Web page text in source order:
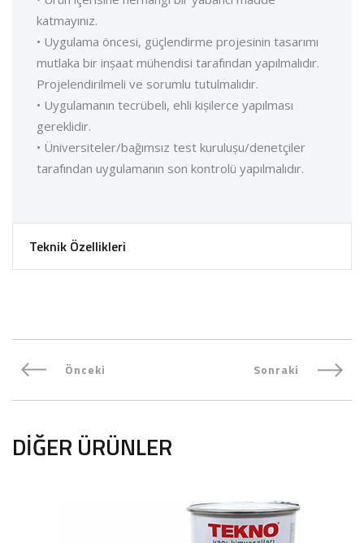
katmayınız.
• Uygulama öncesi, güçlendirme projesinin tasarımı
mutlaka bir inșaat mühendisi tarafından yapılmalıdır.
Projelendirilmeli ve sorumlu tutulmalıdır.
• Uygulamanın tecrübeli, ehli kișilerce yapılması
gereklidir.
• Üniversiteler/bağımsız test kurulușu/denetçiler
tarafından uygulamanın son kontrolü yapılmalıdır.
Teknik Özellikleri
Önceki Sonraki
DIĞER ÜRÜNLER